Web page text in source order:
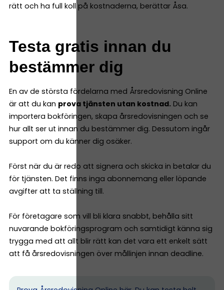
rätt och ha full koll på kostnaderna, berättar Åsa.
Testa gratis innan du
bestämmer dig
En av de största fördelarna med Årsredovisning Online
är att du kan prova tjänsten utan kostnad. Du kan
importera bokföringen, skapa årsredovisningen och se
hur allt ser ut innan du bestämmer dig. Dessutom ingår
support om du känner dig osäker.
Först när du är redo att signera och skicka in betalar du
för tjänsten. Det finns inga abonnemang eller löpande
avgifter att ta ställning till.
För företagare som vill bli klara snabbt, behålla sitt
nuvarande bokföringsprogram och samtidigt känna sig
trygga med att allt blir rätt kan det vara ett enkelt sätt
att få årsredovisningen över mållinjen innan deadline.